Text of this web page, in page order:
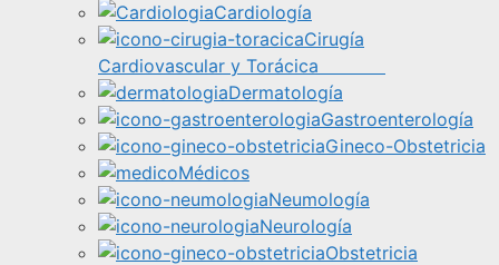
Cardiología
Cirugía
Cardiovascular y Torácica
Dermatología
Gastroenterología
Gineco-Obstetricia
Médicos
Neumología
Neurología
Obstetricia